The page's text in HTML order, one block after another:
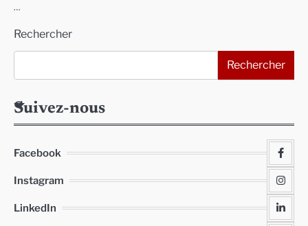
…
Rechercher
Rechercher
Suivez-nous
Facebook
Instagram
LinkedIn